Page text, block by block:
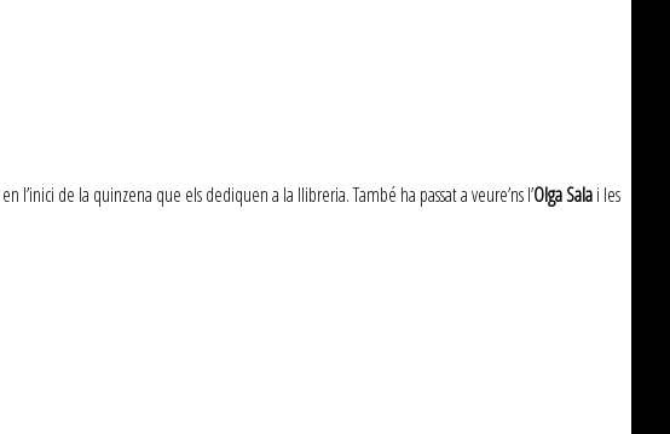
en l’inici de la quinzena que els dediquen a la llibreria. També ha passat a veure’ns l’Olga Salai les